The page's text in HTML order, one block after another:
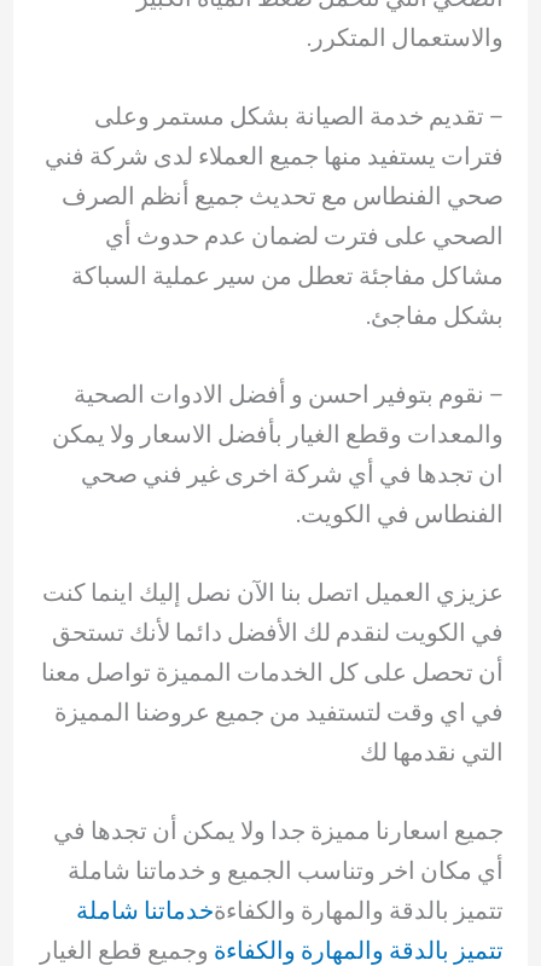
والاستعمال المتكرر.
– ‏تقديم خدمة الصيانة بشكل مستمر وعلى
فترات يستفيد منها جميع العملاء لدى شركة فني
صحي الفنطاس مع تحديث جميع أنظم الصرف
الصحي على فترت لضمان عدم حدوث أي
مشاكل مفاجئة تعطل من سير عملية السباكة
بشكل مفاجئ.
– ‏نقوم بتوفير احسن و أفضل الادوات الصحية
والمعدات وقطع الغيار بأفضل الاسعار ولا يمكن
ان تجدها في أي شركة اخرى غير فني صحي
الفنطاس في الكويت.
عزيزي العميل اتصل بنا الآن نصل إليك اينما كنت
في الكويت لنقدم لك الأفضل دائما لأنك تستحق
أن تحصل على كل الخدمات المميزة تواصل معنا
في اي وقت لتستفيد من جميع عروضنا المميزة
التي نقدمها لك
جميع اسعارنا مميزة جدا ولا يمكن أن تجدها في
أي مكان اخر وتناسب الجميع و خدماتنا شاملة
تتميز بالدقة والمهارة والكفاءةخدماتنا شاملة
تتميز بالدقة والمهارة والكفاءة وجميع قطع الغيار